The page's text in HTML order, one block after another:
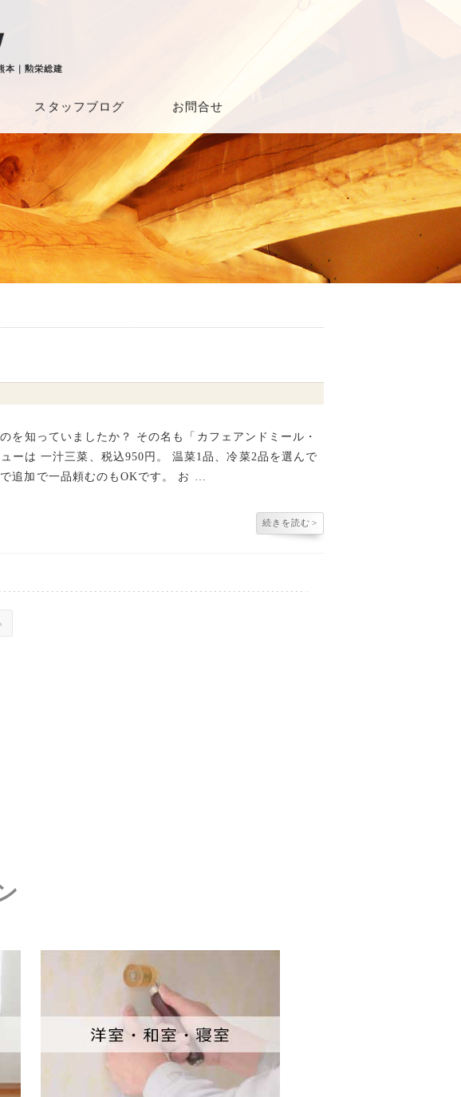
本｜勲栄総建
スタッフブログ お問合せ
を知っていましたか？ その名も「カフェアンドミール・
ーは 一汁三菜、税込950円。 温菜1品、冷菜2品を選んで
追加で一品頼むのもOKです。 お …
続きを読む >